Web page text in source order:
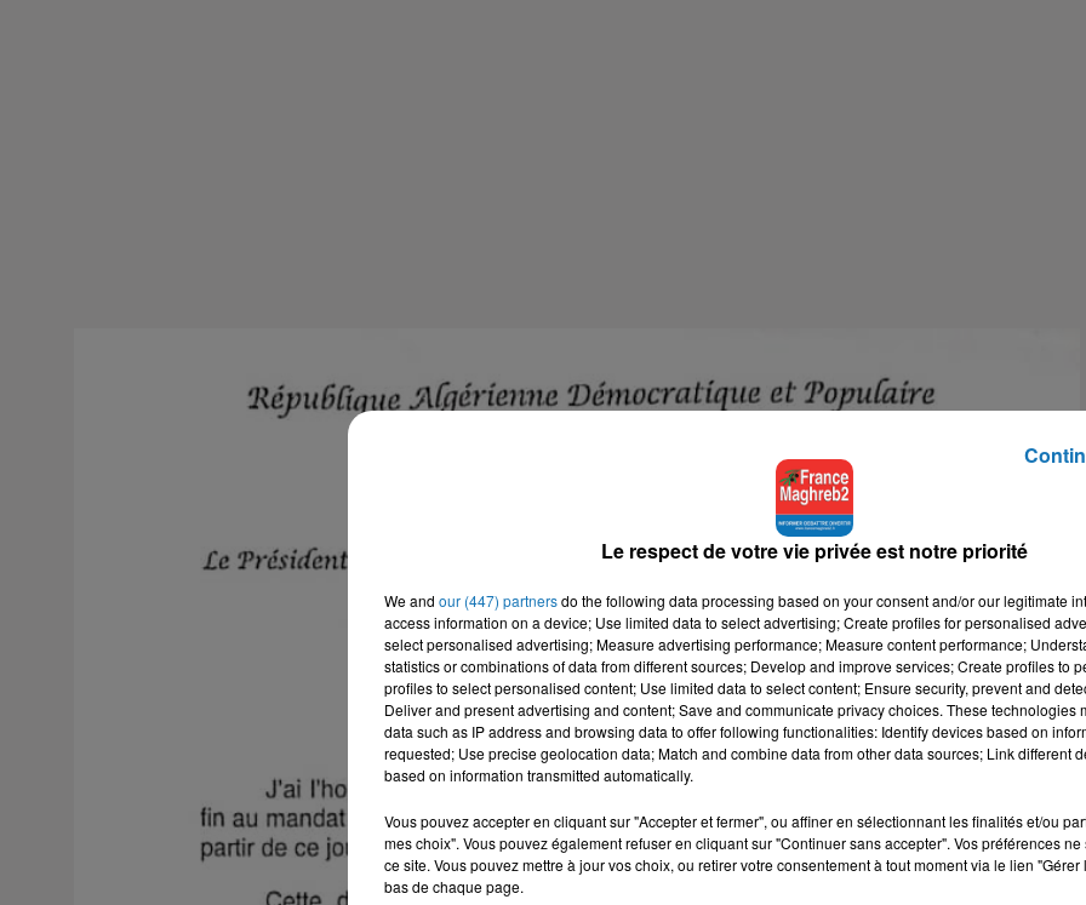
Le respect de votre vie privée est notre priorité
We and our (447) partnersdo the following data processing based on your consent and/or our legitimate
access information on a device; Use limited data to select advertising; Create profiles for personalised
select personalised advertising; Measure advertising performance; Measure content performance;
statistics or combinations of data from different sources; Develop and improve services; Create profiles to
profiles to select personalised content; Use limited data to select content; Ensure security, prevent and
Deliver and present advertising and content; Save and communicate privacy choices. These technologies
data such as IP address and browsing data to offer following functionalities: Identify devices based on
requested; Use precise geolocation data; Match and combine data from other data sources; Link different
based on information transmitted automatically.
Vous pouvez accepter en cliquant sur "Accepter et fermer", ou affiner en sélectionnant les finalités et/ou
mes choix". Vous pouvez également refuser en cliquant sur "Continuer sans accepter". Vos préférences
ce site. Vous pouvez mettre à jour vos choix, ou retirer votre consentement à tout moment via le lien
bas de chaque page.